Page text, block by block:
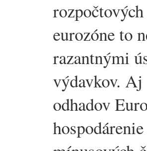
eurozóne to
razantnými
výdavkov.
odhadov